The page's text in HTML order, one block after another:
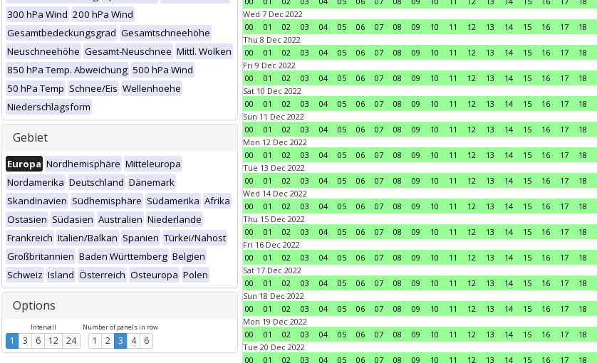
300 hPa Wind 200 hPa Wind
Gesamtbedeckungsgrad Gesamtschneehöhe
Neuschneehöhe Gesamt-Neuschnee Mittl. Wolken
850 hPa Temp. Abweichung 500 hPa Wind
50 hPa Temp Schnee/Eis Wellenhoehe
Niederschlagsform
Gebiet
Europa Nordhemisphäre Mitteleuropa
Nordamerika Deutschland Dänemark
Skandinavien Südhemisphäre Südamerika Afrika
Ostasien Südasien Australien Niederlande
Frankreich Italien/Balkan Spanien Türkei/Nahost
Großbritannien Baden Württemberg Belgien
Schweiz Island Österreich Osteuropa Polen
Options
Intervall
1 3 6 12 24
Number of panels in row
1 2 3 4 6
Wed 7 Dec 2022
00
01 02 03 04 05 06 07 08 09 10 11 12 13 14 15 16 17 18
Thu 8 Dec 2022
00
01 02 03 04 05 06 07 08 09 10 11 12 13 14 15 16 17 18
Fri 9 Dec 2022
00
01 02 03 04 05 06 07 08 09 10 11 12 13 14 15 16 17 18
Sat 10 Dec 2022
00
01 02 03 04 05 06 07 08 09 10 11 12 13 14 15 16 17 18
Sun 11 Dec 2022
00
01 02 03 04 05 06 07 08 09 10 11 12 13 14 15 16 17 18
Mon 12 Dec 2022
00
01 02 03 04 05 06 07 08 09 10 11 12 13 14 15 16 17 18
Tue 13 Dec 2022
00
01 02 03 04 05 06 07 08 09 10 11 12 13 14 15 16 17 18
Wed 14 Dec 2022
00
01 02 03 04 05 06 07 08 09 10 11 12 13 14 15 16 17 18
Thu 15 Dec 2022
00
01 02 03 04 05 06 07 08 09 10 11 12 13 14 15 16 17 18
Fri 16 Dec 2022
00
01 02 03 04 05 06 07 08 09 10 11 12 13 14 15 16 17 18
Sat 17 Dec 2022
00
01 02 03 04 05 06 07 08 09 10 11 12 13 14 15 16 17 18
Sun 18 Dec 2022
00
01 02 03 04 05 06 07 08 09 10 11 12 13 14 15 16 17 18
Mon 19 Dec 2022
00
01 02 03 04 05 06 07 08 09 10 11 12 13 14 15 16 17 18
Tue 20 Dec 2022
00
01 02 03 04 05 06 07 08 09 10 11 12 13 14 15 16 17 18